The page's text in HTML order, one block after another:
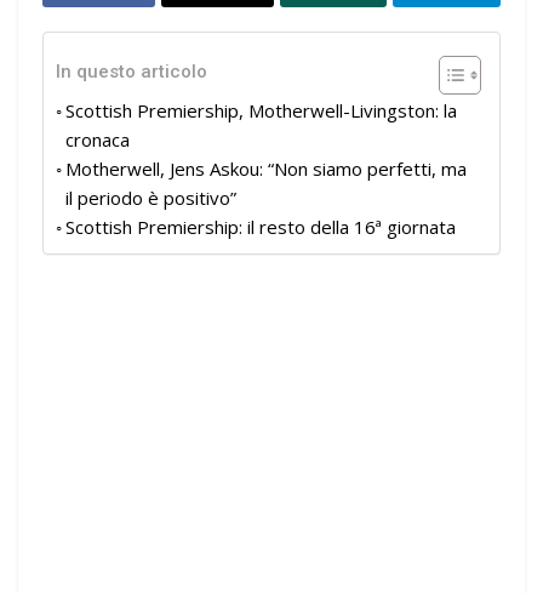
In questo articolo
Scottish Premiership, Motherwell-Livingston: la
cronaca
Motherwell, Jens Askou: “Non siamo perfetti, ma
il periodo è positivo”
Scottish Premiership: il resto della 16ª giornata